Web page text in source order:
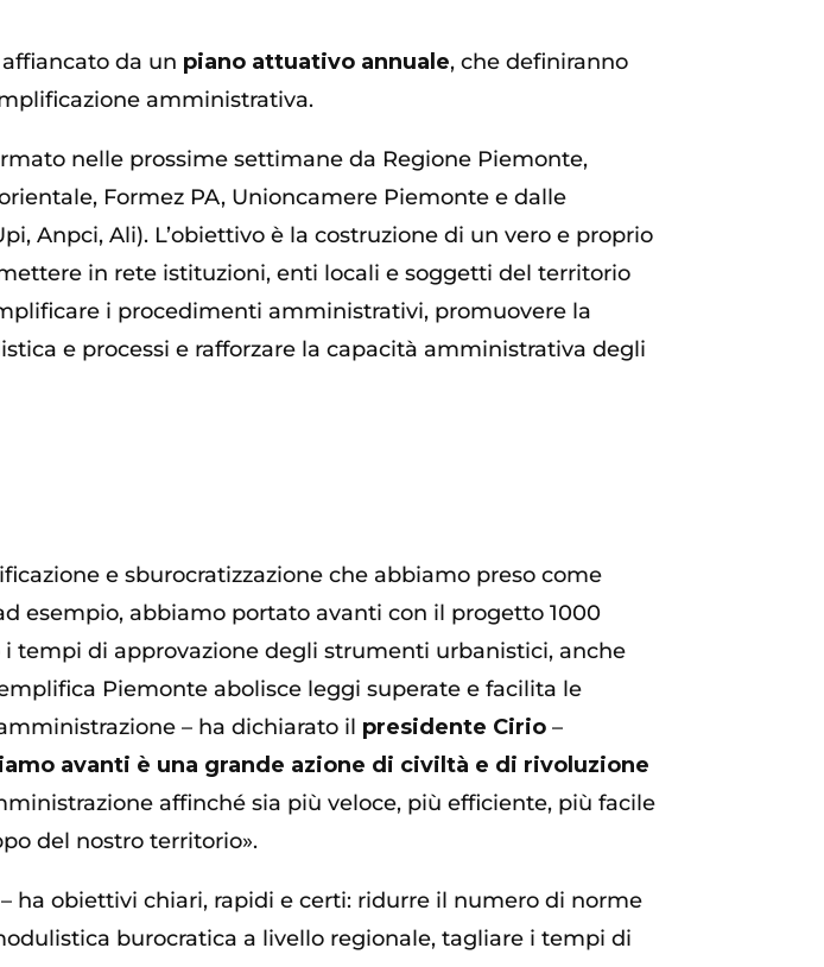
affiancato da un piano attuativo annuale, che definiranno
amministrativa.
nelle prossime settimane da Regione Piemonte,
Formez PA, Unioncamere Piemonte e dalle
Anpci, Ali). L’obiettivo è la costruzione di un vero e proprio
in rete istituzioni, enti locali e soggetti del territorio
i procedimenti amministrativi, promuovere la
e processi e rafforzare la capacità amministrativa degli
e sburocratizzazione che abbiamo preso come
esempio, abbiamo portato avanti con il progetto 1000
tempi di approvazione degli strumenti urbanistici, anche
Piemonte abolisce leggi superate e facilita le
– ha dichiarato il presidente Cirio–
avanti è una grande azione di civiltà e di rivoluzione
affinché sia più veloce, più efficiente, più facile
del nostro territorio».
– ha obiettivi chiari, rapidi e certi: ridurre il numero di norme
burocratica a livello regionale, tagliare i tempi di